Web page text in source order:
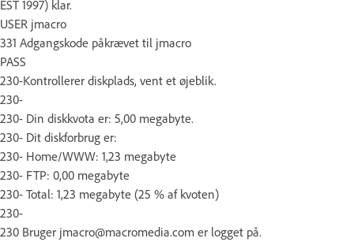
EST 1997) klar.
USER jmacro
331 Adgangskode påkrævet til jmacro
PASS
230-Kontrollerer diskplads, vent et øjeblik.
230-
230- Din diskkvota er: 5,00 megabyte.
230- Dit diskforbrug er:
230- Home/WWW: 1,23 megabyte
230- FTP: 0,00 megabyte
230- Total: 1,23 megabyte (25 % af kvoten)
230-
230 Bruger jmacro@macromedia.com er logget på.